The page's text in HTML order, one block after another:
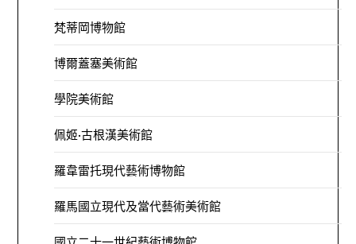
梵蒂岡博物館
博爾蓋塞美術館
學院美術館
佩姬·古根漢美術館
羅韋雷托現代藝術博物館
羅馬國立現代及當代藝術美術館